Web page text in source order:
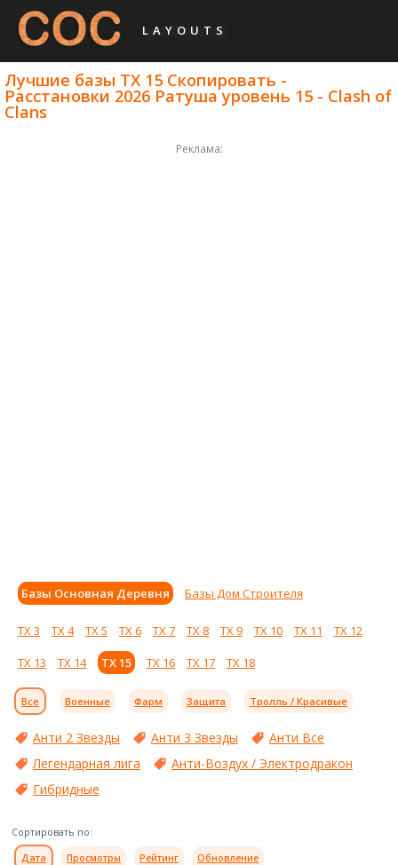
LAYOUTS
Лучшие базы ТХ 15 Скопировать -
Расстановки 2026 Ратуша уровень 15 - Clash of
Clans
Реклама:
Базы Основная Деревня Базы Дом Строителя
ТХ 3 ТХ 4 ТХ 5 ТХ 6 ТХ 7 ТХ 8 ТХ 9 ТХ 10 ТХ 11
ТХ 12
ТХ 13
ТХ 14 ТХ 15 ТХ 16 ТХ 17 ТХ 18
Все Военные Фарм Защита Тролль / Красивые
Анти 2 Звезды Анти 3 Звезды
Анти Все
Легендарная лига
Анти-Воздух / Электродракон
Гибридные
Сортировать по:
Дата Просмотры Рейтинг Обновление